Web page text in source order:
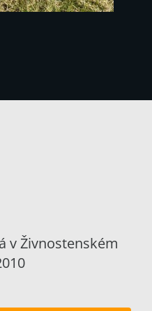
v Živnostenském